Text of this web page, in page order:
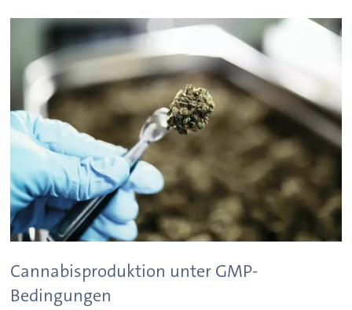
Cannabisproduktion unter GMP-
Bedingungen